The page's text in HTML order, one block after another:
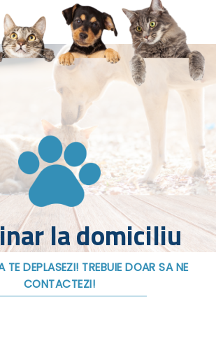
la domiciliu
TE DEPLASEZI! TREBUIE DOAR SA NE
CONTACTEZI!